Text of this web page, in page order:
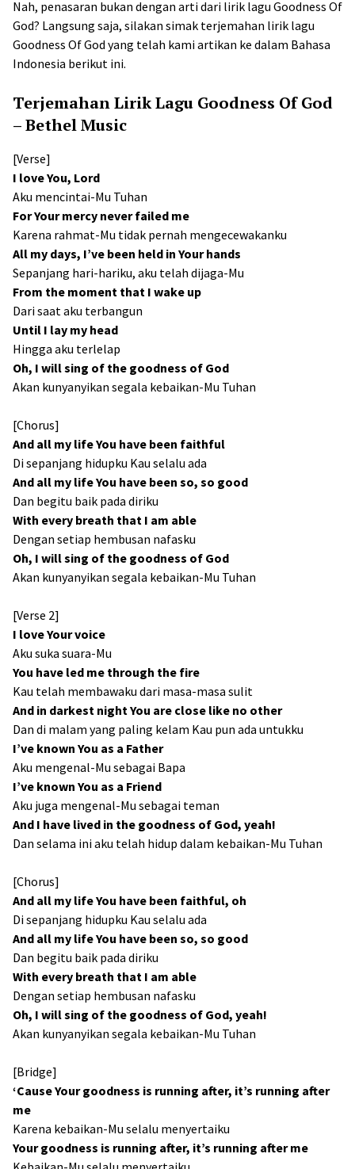
Nah, penasaran bukan dengan arti dari lirik lagu Goodness Of
God? Langsung saja, silakan simak terjemahan lirik lagu
Goodness Of God yang telah kami artikan ke dalam Bahasa
Indonesia berikut ini.
Terjemahan Lirik Lagu Goodness Of God
– Bethel Music
[Verse]
I love You, Lord
Aku mencintai-Mu Tuhan
For Your mercy never failed me
Karena rahmat-Mu tidak pernah mengecewakanku
All my days, I’ve been held in Your hands
Sepanjang hari-hariku, aku telah dijaga-Mu
From the moment that I wake up
Dari saat aku terbangun
Until I lay my head
Hingga aku terlelap
Oh, I will sing of the goodness of God
Akan kunyanyikan segala kebaikan-Mu Tuhan
[Chorus]
And all my life You have been faithful
Di sepanjang hidupku Kau selalu ada
And all my life You have been so, so good
Dan begitu baik pada diriku
With every breath that I am able
Dengan setiap hembusan nafasku
Oh, I will sing of the goodness of God
Akan kunyanyikan segala kebaikan-Mu Tuhan
[Verse 2]
I love Your voice
Aku suka suara-Mu
You have led me through the fire
Kau telah membawaku dari masa-masa sulit
And in darkest night You are close like no other
Dan di malam yang paling kelam Kau pun ada untukku
I’ve known You as a Father
Aku mengenal-Mu sebagai Bapa
I’ve known You as a Friend
Aku juga mengenal-Mu sebagai teman
And I have lived in the goodness of God, yeah!
Dan selama ini aku telah hidup dalam kebaikan-Mu Tuhan
[Chorus]
And all my life You have been faithful, oh
Di sepanjang hidupku Kau selalu ada
And all my life You have been so, so good
Dan begitu baik pada diriku
With every breath that I am able
Dengan setiap hembusan nafasku
Oh, I will sing of the goodness of God, yeah!
Akan kunyanyikan segala kebaikan-Mu Tuhan
[Bridge]
‘Cause Your goodness is running after, it’s running after
me
Karena kebaikan-Mu selalu menyertaiku
Your goodness is running after, it’s running after me